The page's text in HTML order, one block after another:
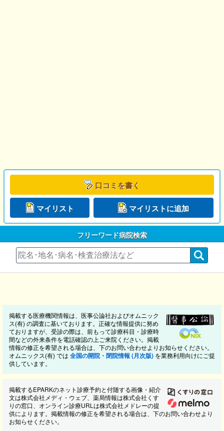
口コミを書く
マイリスト マイリストに追加
フリーワード病院検索
掲載する医療機関情報は、医事公論社およびオムニック
ス(有) の調査に基いております。正確な情報提供に努め
ておりますが、受診の際は、前もって診療科目・診療時
間などの外来条件を電話確認の上ご来院ください。掲載
情報の修正を希望される場合は、下のお問い合わせよりお知らせください。
オムニックス(有) では 全国の開院・閉院情報 (月次版) を業務利用向けにご提
供しています。
掲載するEPARKのネット診療予約と付随する画像・紹介
文は株式会社メディ・ウェブ、薬局情報は株式会社くす
りの窓口、オンライン診療URLは株式会社メドレーの提
供によります。掲載情報の修正を希望される場合は、下のお問い合わせより
お知らせください。